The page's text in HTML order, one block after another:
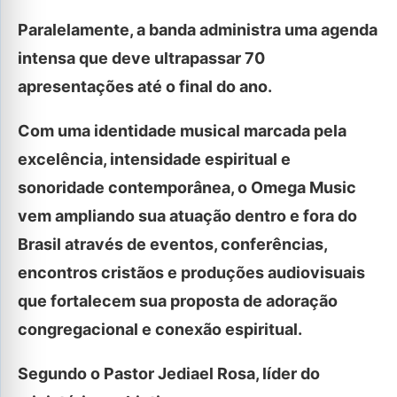
Paralelamente, a banda administra uma agenda
intensa que deve ultrapassar 70
apresentações até o final do ano.
Com uma identidade musical marcada pela
excelência, intensidade espiritual e
sonoridade contemporânea, o Omega Music
vem ampliando sua atuação dentro e fora do
Brasil através de eventos, conferências,
encontros cristãos e produções audiovisuais
que fortalecem sua proposta de adoração
congregacional e conexão espiritual.
Segundo o Pastor Jediael Rosa, líder do